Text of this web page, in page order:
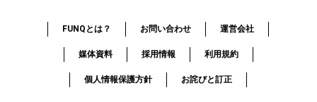
FUNQとは？ お問い合わせ 運営会社
媒体資料 採用情報 利用規約
個人情報保護方針 お詫びと訂正